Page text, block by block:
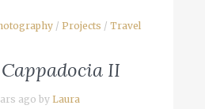
/ Projects / Travel
II
ago by Laura